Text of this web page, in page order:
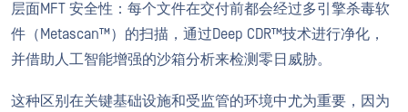
层面MFT 安全性：每个文件在交付前都会经过多引擎杀毒软
件（Metascan™）的扫描，通过Deep CDR™技术进行净化，
并借助人工智能增强的沙箱分析来检测零日威胁。
这种区别在关键基础设施和受监管的环境中尤为重要，因为